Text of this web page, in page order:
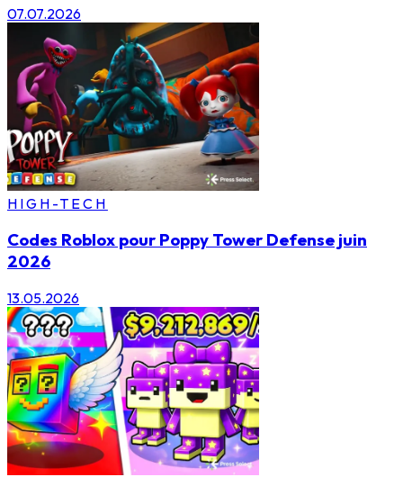
07.07.2026
HIGH-TECH
Codes Roblox pour Poppy Tower Defense juin
2026
13.05.2026